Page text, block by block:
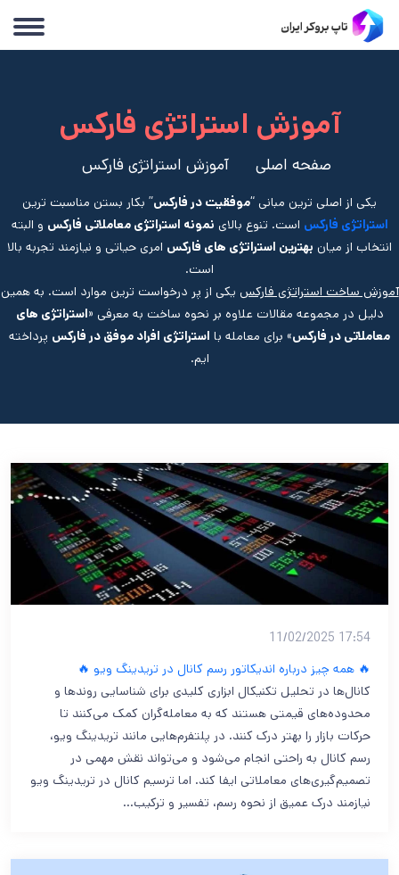
آموزش استراتژی فارکس
صفحه اصلی آموزش استراتژی فارکس
یکی از اصلی ترین مبانی “موفقیت در فارکس” بکار بستن مناسبت ترین
استراتژی فارکس است. تنوع بالای نمونه استراتژی معاملاتی فارکس و البته
انتخاب از میان بهترین استراتژی های فارکس امری حیاتی و نیازمند تجربه بالا
است.
آموزش ساخت استراتژی فارکس یکی از پر درخواست ترین موارد است. به همین
دلیل در مجموعه مقالات علاوه بر نحوه ساخت به معرفی «استراتژی های
معاملاتی در فارکس» برای معامله با استراتژی افراد موفق در فارکس پرداخته
ایم.
17:54 11/02/2025
🔥 همه چیز درباره اندیکاتور رسم کانال در تریدینگ ویو 🔥
کانال‌ها در تحلیل تکنیکال ابزاری کلیدی برای شناسایی روندها و
محدوده‌های قیمتی هستند که به معامله‌گران کمک می‌کنند تا
حرکات بازار را بهتر درک کنند. در پلتفرم‌هایی مانند تریدینگ ویو،
رسم کانال به ‌راحتی انجام می‌شود و می‌تواند نقش مهمی در
تصمیم‌گیری‌های معاملاتی ایفا کند. اما ترسیم کانال در تریدینگ ویو
نیازمند درک عمیق از نحوه رسم، تفسیر و ترکیب…